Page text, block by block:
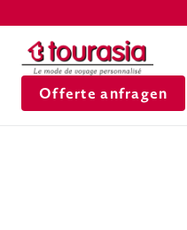
Offerte anfragen